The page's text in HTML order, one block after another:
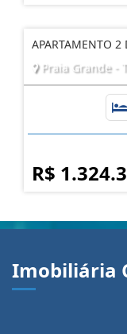
APARTAMENTO 2
Praia Grande -
R$
Imobiliária